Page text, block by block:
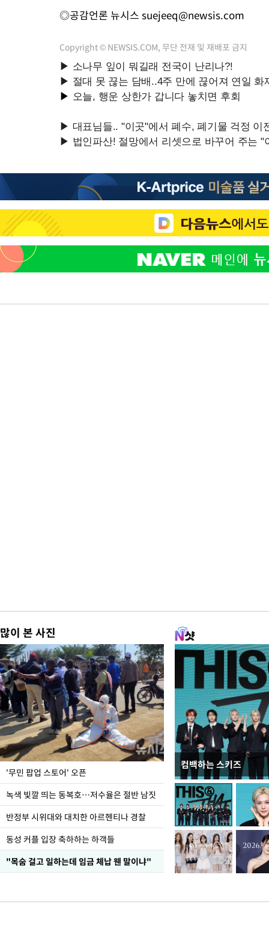
◎공감언론 뉴시스 suejeeq@newsis.com
Copyright © NEWSIS.COM, 무단 전재 및 재배포 금지
많이 본 사진
'무민 팝업 스토어' 오픈
녹색 빛깔 띄는 동복호…저수율은 절반 남짓
반정부 시위대와 대치한 아르헨티나 경찰
동성 커플 입장 축하하는 하객들
"목숨 걸고 일하는데 임금 체납 웬 말이냐"
컴백하는 스키즈
지석천 뒤덮은 개구리